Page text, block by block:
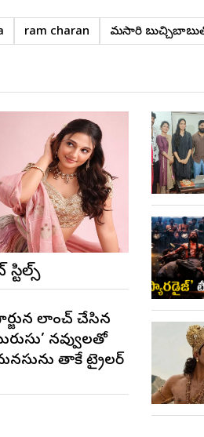
ram charan మ‌రోసారి
లాంచ్ చేసిన
నవ్వులతో
తాకే ట్రైలర్